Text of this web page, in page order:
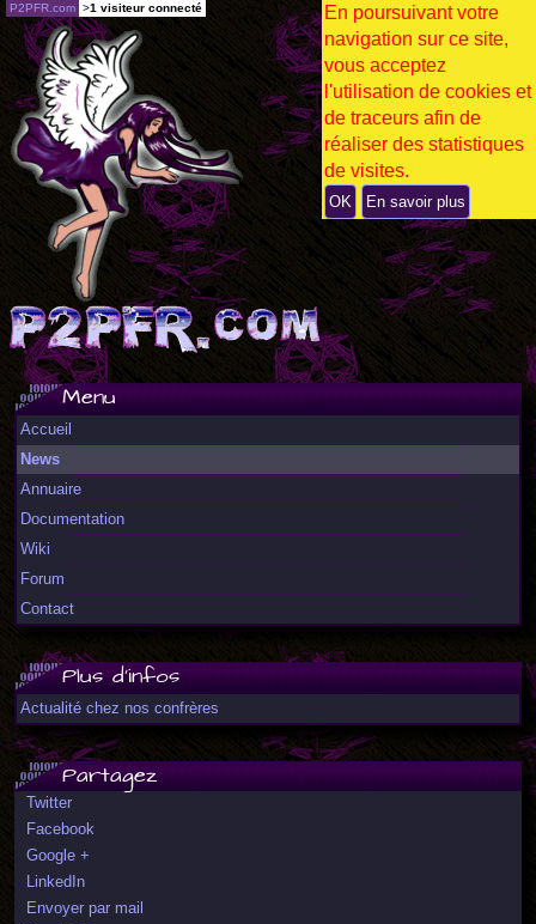
Menu
Accueil
News
Annuaire
Documentation
Wiki
Forum
Contact
Plus d'infos
Actualité chez nos confrères
Partagez
Twitter
Facebook
Google +
LinkedIn
Envoyer par mail
P2PFR.com >1 visiteur connecté
En poursuivant votre
navigation sur ce site,
vous acceptez
l'utilisation de cookies et
de traceurs afin de
réaliser des statistiques
de visites.
OK En savoir plus